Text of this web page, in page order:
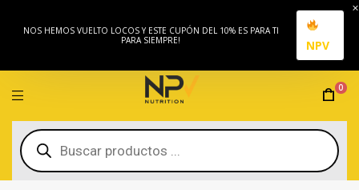
NOS HEMOS VUELTO LOCOS Y ESTE CUPÓN DEL 10% ES PARA TI
PARA SIEMPRE!
NPV
0